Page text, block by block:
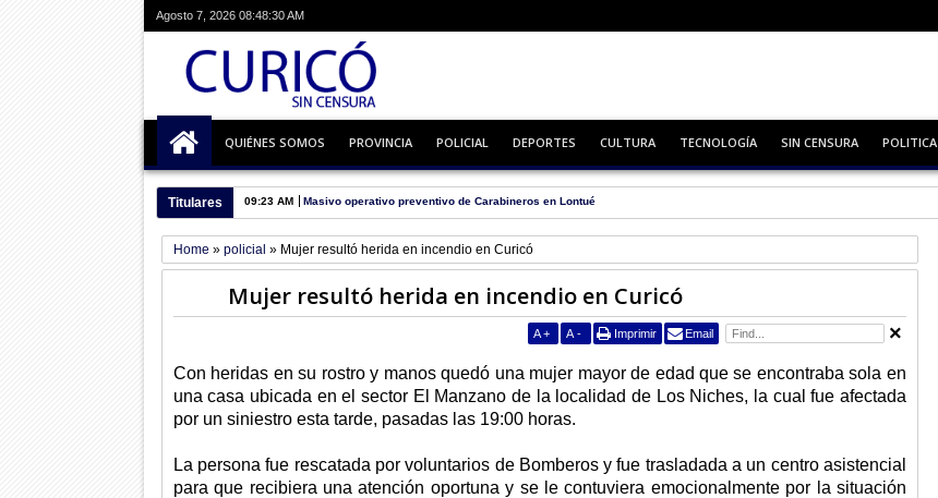
Agosto 7, 2026 08:48:30 AM
QUIÉNES SOMOS PROVINCIA POLICIAL DEPORTES CULTURA TECNOLOGÍA SIN CENSURA POLITICA
Titulares 09:23 AM Masivo operativo preventivo de Carabineros en Lontué
Home » policial » Mujer resultó herida en incendio en Curicó
Mujer resultó herida en incendio en Curicó
A + A - Imprimir Email
Con heridas en su rostro y manos quedó una mujer mayor de edad que se encontraba sola en
una casa ubicada en el sector El Manzano de la localidad de Los Niches, la cual fue afectada
por un siniestro esta tarde, pasadas las 19:00 horas.
La persona fue rescatada por voluntarios de Bomberos y fue trasladada a un centro asistencial
para que recibiera una atención oportuna y se le contuviera emocionalmente por la situación